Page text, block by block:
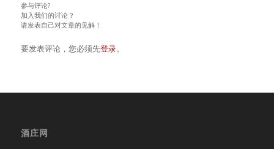
参与评论?
加入我们的讨论？
请发表自己对文章的见解！
要发表评论，您必须先登录。
酒庄网